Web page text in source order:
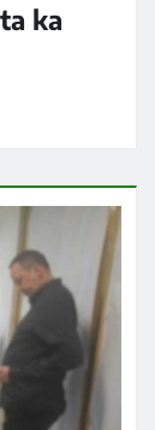
ka